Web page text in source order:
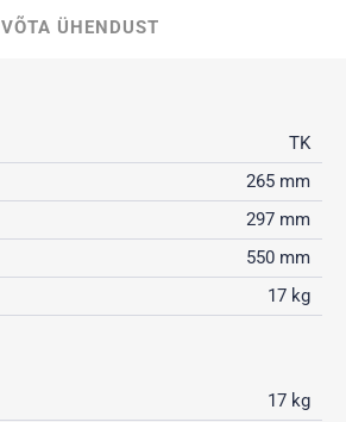
VÕTA ÜHENDUST
TK
265 mm
297 mm
550 mm
17 kg
17 kg